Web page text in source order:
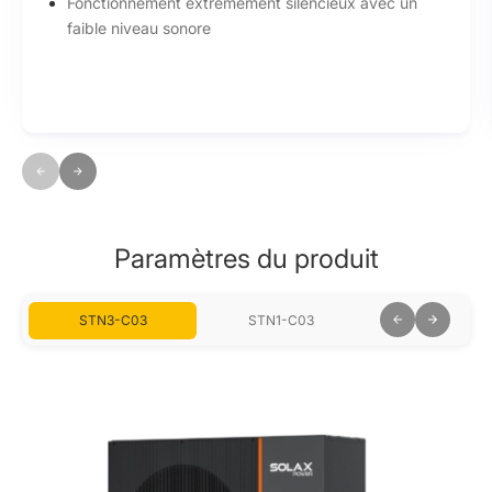
Moteur DC sans balais permettant une régulation de
Paramètres du produit
STN3-C03 STN1-C03 STN1-C01